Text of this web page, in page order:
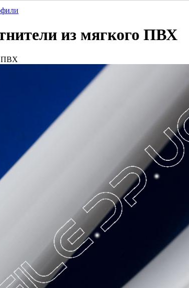
из мягкого ПВХ
ПВХ